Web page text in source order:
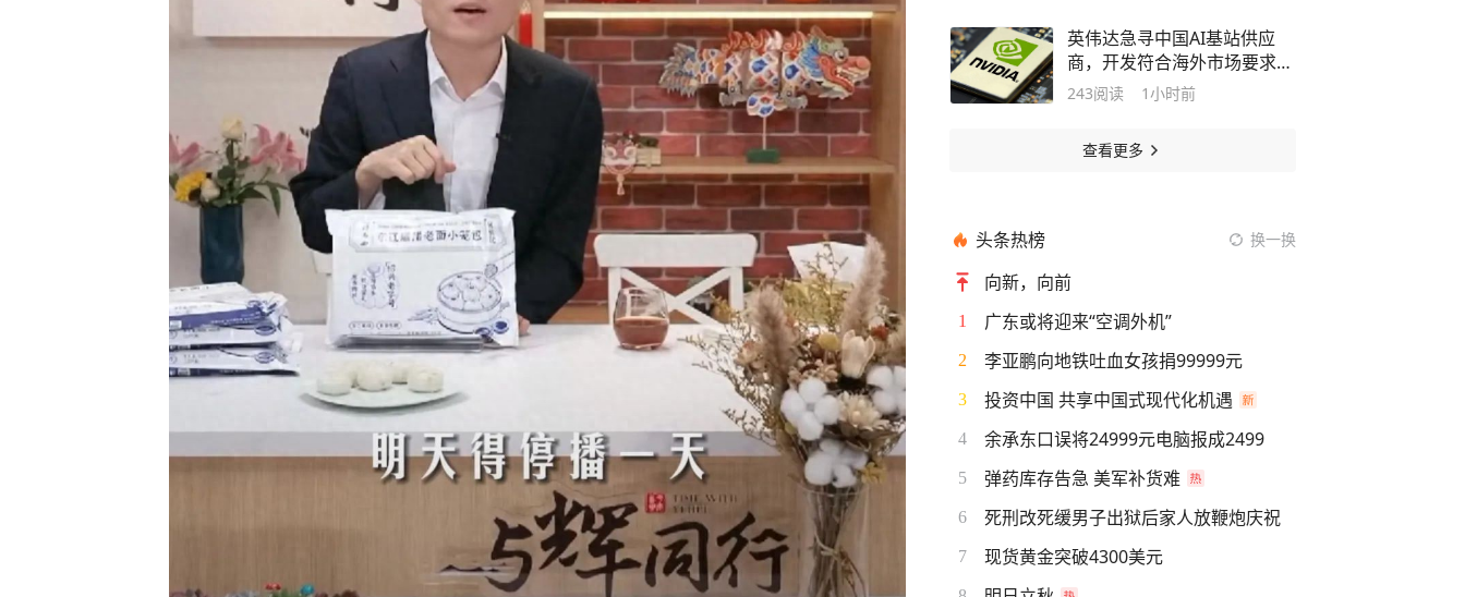
英伟达急寻中国AI基站供应
商，开发符合海外市场要求的
6G基站，明后年启动端侧算
243阅读 1小时前
查看更多
头条热榜 换一换
向新，向前
1 广东或将迎来“空调外机”
2 李亚鹏向地铁吐血女孩捐99999元
3 投资中国 共享中国式现代化机遇
4 余承东口误将24999元电脑报成2499
5 弹药库存告急 美军补货难
6 死刑改死缓男子出狱后家人放鞭炮庆祝
7 现货黄金突破4300美元